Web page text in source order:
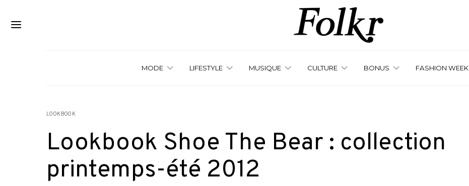
MODE LIFESTYLE MUSIQUE CULTURE BONUS FASHION WEEK
LOOKBOOK
Lookbook Shoe The Bear : collection
printemps-été 2012